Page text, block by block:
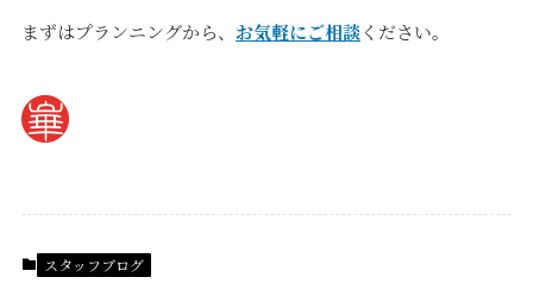
まずはプランニングから、 お気軽にご相談ください。
スタッフブログ